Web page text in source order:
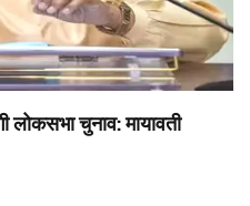
चुनाव: मायावती